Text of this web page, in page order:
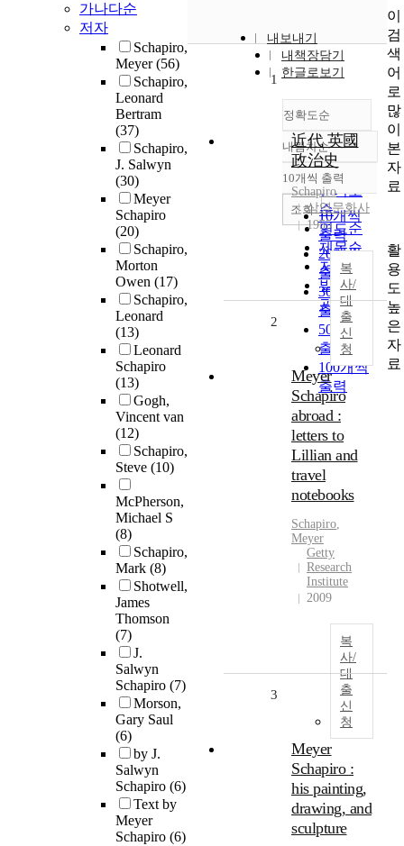
가나다순
저자
Schapiro,
Meyer(56)
Schapiro,
Leonard
Bertram
(37)
Schapiro,
J. Salwyn
(30)
Meyer
Schapiro
(20)
Schapiro,
Morton
Owen (17)
Schapiro,
Leonard
(13)
Leonard
Schapiro
(13)
Gogh,
Vincent van
(12)
Schapiro,
Steve (10)
McPherson,
Michael S
(8)
Schapiro,
Mark (8)
Shotwell,
James
Thomson
(7)
J.
Salwyn
Schapiro (7)
Morson,
Gary Saul
(6)
by J.
Salwyn
Schapiro (6)
Text by
Meyer
Schapiro (6)
내보내기
내책장담기
한글로보기
정확도순
정확도
순
인기도
순
연도순
제목순
저자순
발행기
관순
내림차순
내림차순
10개씩 출력
10개씩
출력
20개씩
출력
30개씩
출력
50개씩
출력
100개씩
출력
조회
1
近代 英國
政治史
Schapiro
삼영문화사
1955
복
사/
대
출
신
청
2
Meyer
Schapiro
abroad :
letters to
Lillian and
travel
notebooks
Schapiro,
Meyer
Getty
Research
Institute
2009
복
사/
대
출
신
청
3
Meyer
Schapiro :
his painting,
drawing, and
sculpture
이
검
색
어
로
많
이
본
자
료
활
용
도
높
은
자
료